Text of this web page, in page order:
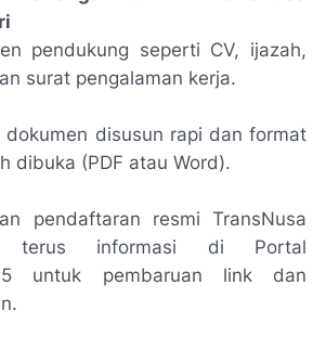
pendukung seperti CV, ijazah,
surat pengalaman kerja.
dokumen disusun rapi dan format
dibuka (PDF atau Word).
pendaftaran resmi TransNusa
terus informasi di Portal
untuk pembaruan link dan